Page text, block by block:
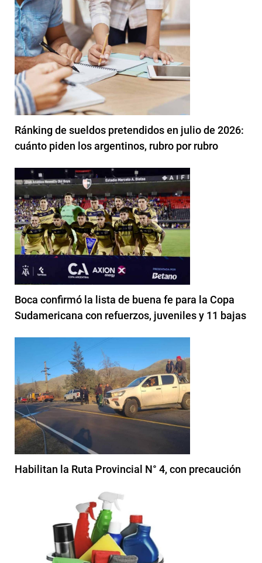
Ránking de sueldos pretendidos en julio de 2026:
cuánto piden los argentinos, rubro por rubro
Boca confirmó la lista de buena fe para la Copa
Sudamericana con refuerzos, juveniles y 11 bajas
Habilitan la Ruta Provincial N° 4, con precaución